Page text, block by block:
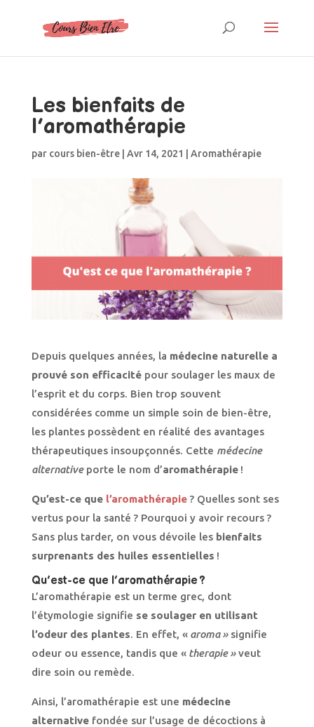
Les bienfaits de
l’aromathérapie
par cours bien-être| Avr 14, 2021 Aromathérapie
Depuis quelques années, la médecine naturelle a
prouvé son efficacitépour soulager les maux de
l’esprit et du corps. Bien trop souvent
considérées comme un simple soin de bien-être,
les plantes possèdent en réalité des avantages
thérapeutiques insoupçonnés. Cette médecine
alternativeporte le nom d’aromathérapie !
Qu’est-ce que l’aromathérapie ? Quelles sont ses
vertus pour la santé ? Pourquoi y avoir recours ?
Sans plus tarder, on vous dévoile lesbienfaits
surprenants des huiles essentielles !
Qu’est-ce que l’aromathérapie ?
L’aromathérapie est un terme grec, dont
l’étymologie signifie se soulager en utilisant
l’odeur des plantes. En effet, « aroma »signifie
odeur ou essence, tandis que « therapie »veut
dire soin ou remède.
Ainsi, l’aromathérapie est une médecine
alternativefondée sur l’usage de décoctions à